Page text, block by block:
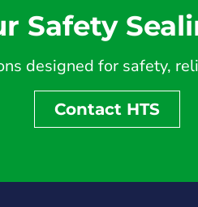
Safety
designed for safety,
Contact HTS